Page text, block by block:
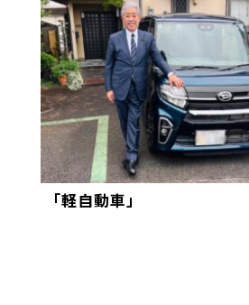
「軽自動車」